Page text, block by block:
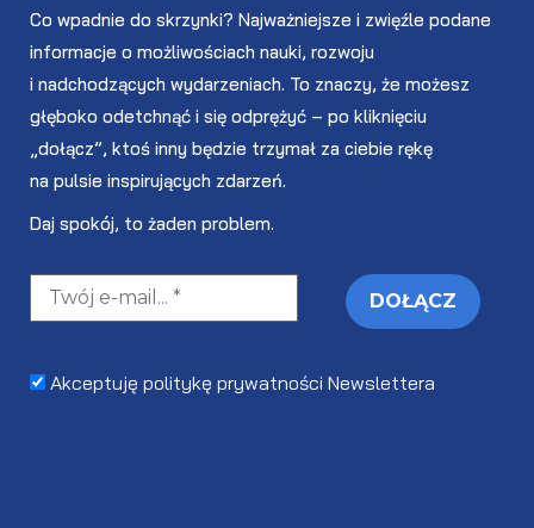
Co wpadnie do skrzynki? Najważniejsze i zwięźle podane
informacje o możliwościach nauki, rozwoju
i nadchodzących wydarzeniach. To znaczy, że możesz
głęboko odetchnąć i się odprężyć – po kliknięciu
„dołącz”, ktoś inny będzie trzymał za ciebie rękę
na pulsie inspirujących zdarzeń.
Daj spokój, to żaden problem.
Akceptuję politykę prywatności Newslettera